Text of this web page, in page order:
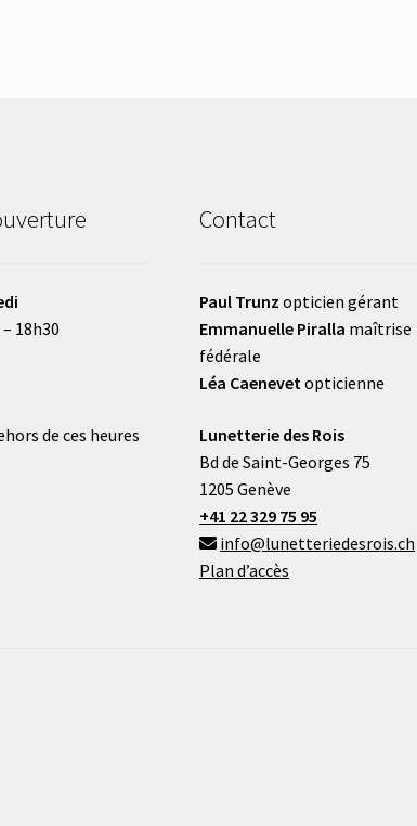
18h30
de ces heures
Contact
Paul Trunz opticien gérant
Emmanuelle Piralla maîtrise
fédérale
Léa Caenevetopticienne
Lunetterie des Rois
Bd de Saint-Georges 75
1205 Genève
+41 22 329 75 95
info@lunetteriedesrois.ch
Plan d’accès